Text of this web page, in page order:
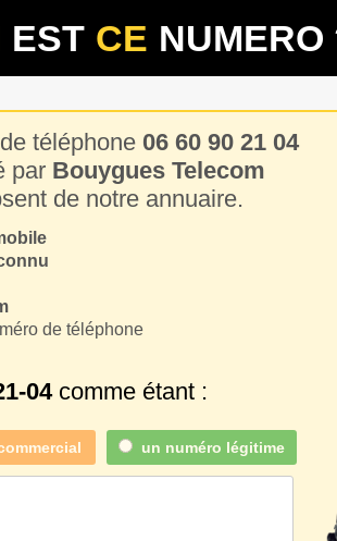
EST CE NUMERO
téléphone 06 60 90 21 04
par Bouygues Telecom
de notre annuaire.
de téléphone
04comme étant :
un numéro légitime